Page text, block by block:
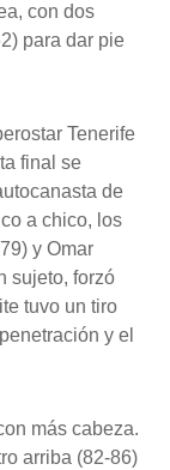
con dos
para dar pie
Tenerife
final se
de
a chico, los
y Omar
sujeto, forzó
tuvo un tiro
y el
más cabeza.
arriba (82-86)